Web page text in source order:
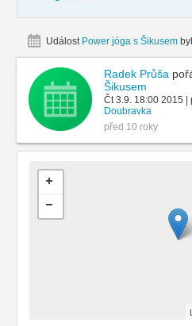
Událost Power jóga s Šikusem
Radek Průša
Šikusem
Čt 3.9. 18:00 2015 |
Doubravka
před 10 roky